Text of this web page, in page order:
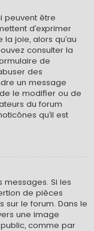
peuvent être
d’exprimer
joie, alors qu’au
consulter la
de
des
un message
le modifier ou de
du forum
qu’il est
messages. Si les
de pièces
sur le forum. Dans le
une image
comme par